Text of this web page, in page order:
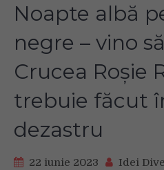
Noapte albă
negre – vino
Crucea Roșie
trebuie făcut
dezastru
22 iunie 2023 Idei